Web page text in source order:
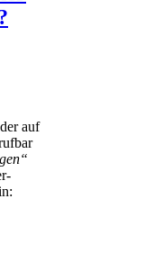
auf